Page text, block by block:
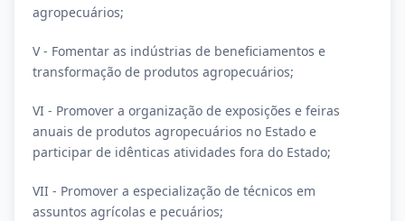
agropecuários;
V - Fomentar as indústrias de beneficiamentos e
transformação de produtos agropecuários;
VI - Promover a organização de exposições e feiras
anuais de produtos agropecuários no Estado e
participar de idênticas atividades fora do Estado;
VII - Promover a especialização de técnicos em
assuntos agrícolas e pecuários;